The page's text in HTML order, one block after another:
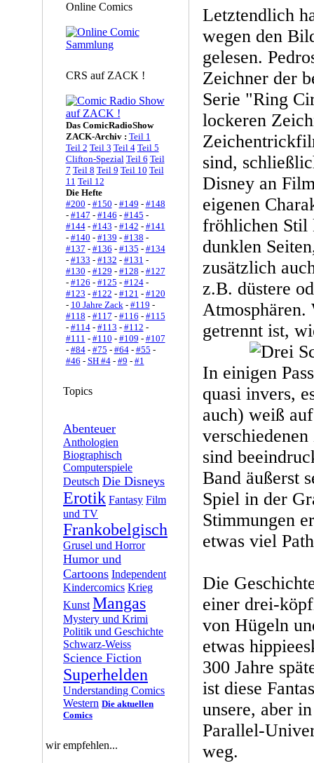
Online Comics
CRS auf ZACK !
Das ComicRadioShow
ZACK-Archiv : Teil 1
Teil 2 Teil 3 Teil 4 Teil 5
Clifton-Spezial Teil 6 Teil
7 Teil 8 Teil 9 Teil 10 Teil
11 Teil 12
Die Hefte
#200 - #150 - #149 - #148
- #147 - #146 - #145 -
#144- #143 - #142 - #141
- #140 - #139 - #138 -
#137 - #136 - #135 - #134
- #133 - #132 - #131 -
#130 - #129 - #128 - #127
- #126 - #125 - #124-
#123 - #122 - #121 - #120
- 10 Jahre Zack- #119 -
#118 - #117 - #116 - #115
- #114- #113 - #112 -
#111 - #110 - #109 - #107
- #84- #75 - #64- #55 -
#46 - SH #4- #9 - #1
Topics
Abenteuer
Anthologien
Biographisch
Computerspiele
Deutsch Die Disneys
Erotik Fantasy Film
und TV
Frankobelgisch
Grusel und Horror
Humor und
Cartoons Independent
Kindercomics Krieg
Kunst Mangas
Mystery und Krimi
Politik und Geschichte
Schwarz-Weiss
Science Fiction
Superhelden
Understanding Comics
Western Die aktuellen
Comics
wir empfehlen...
Letztendlich
wegen den
gelesen.
Zeichner der
Serie "Ring
lockeren
sind,
Disney an
eigenen
fröhlichen Stil
dunklen
zusätzlich
z.B. düstere
Atmosphären.
getrennt ist,
In einigen
quasi invers,
auch) weiß
sind
Band äußerst
Spiel in der
Stimmungen
etwas viel
Die
einer drei-
von Hügeln
etwas
300 Jahre
ist diese
unsere, aber
Parallel-
weg.